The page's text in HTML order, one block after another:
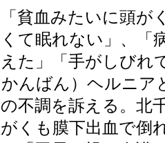
貧血みたいに頭が
て眠れない」、「
た」「手がしびれ
んばん）ヘルニア
不調を訴える。北
くも膜下出血で倒